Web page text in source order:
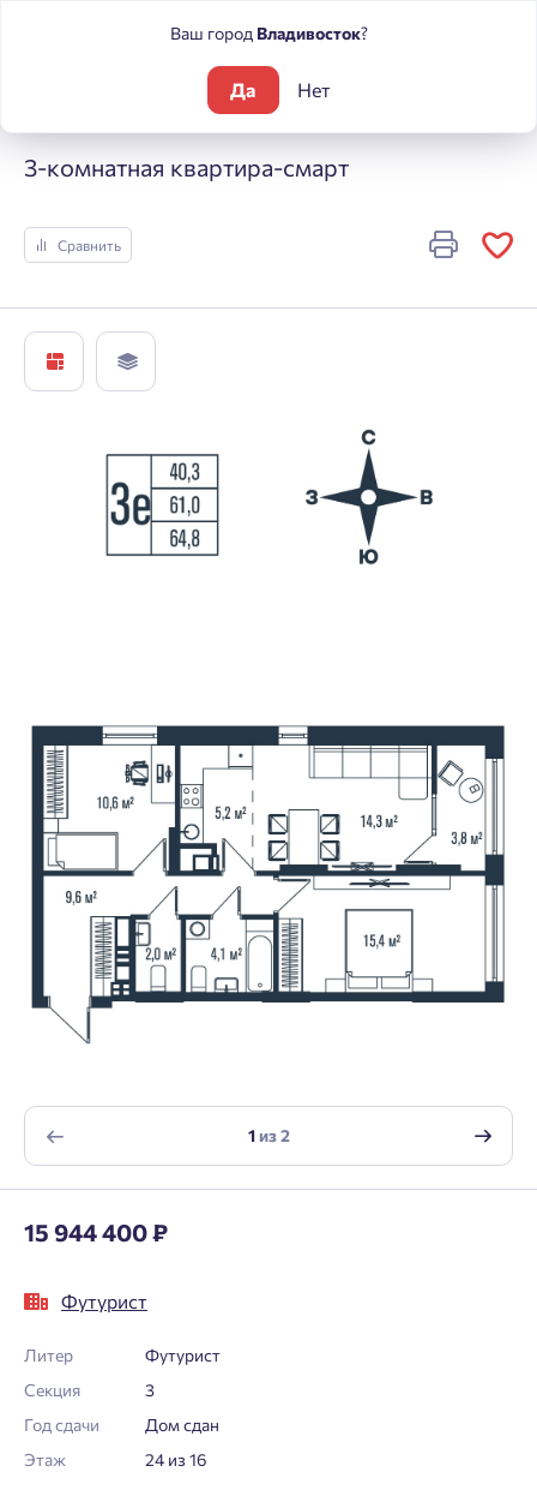
Футурист
3-комнатная квартира-смарт
Сравнить
15 944 400 ₽
Футурист
Литер
Футурист
Секция
3
Год сдачи
Дом сдан
Этаж
24 из 16
1из2
Ваш город Владивосток?
Да Нет